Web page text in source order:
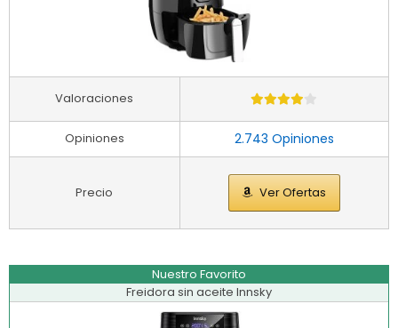
2.743 Opiniones
Ver Ofertas
Valoraciones
Opiniones
Precio
Nuestro Favorito
Freidora sin aceite Innsky